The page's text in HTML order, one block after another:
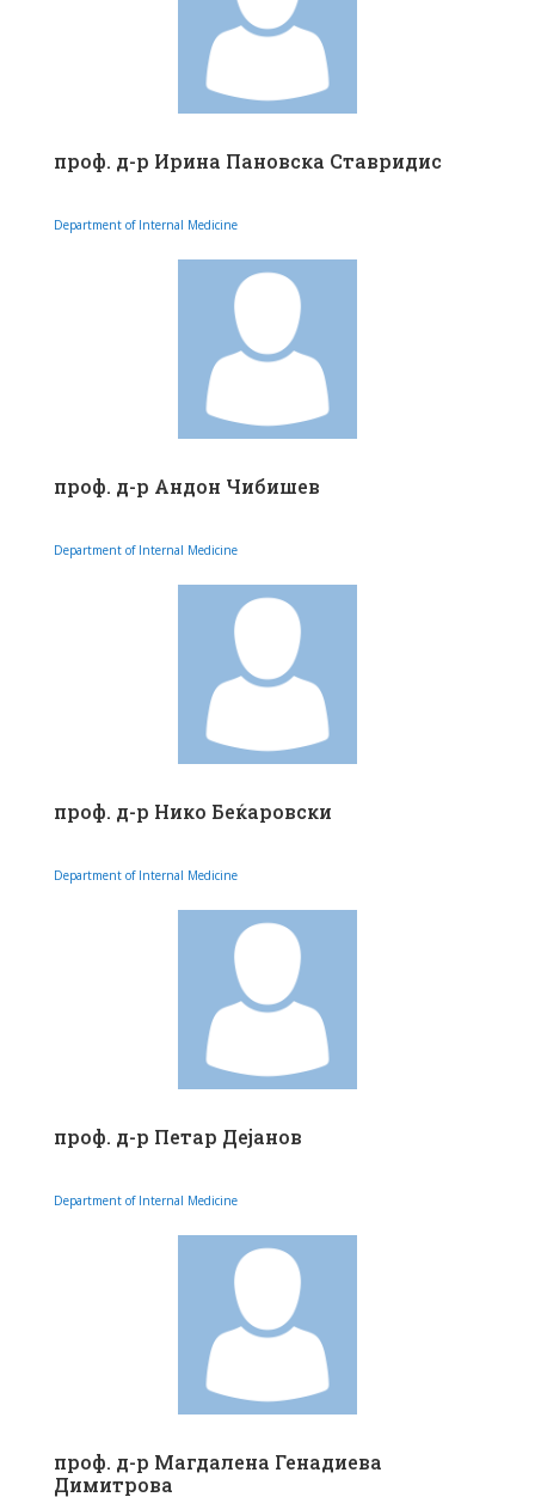
проф. д-р Ирина Пановска Ставридис
Department of Internal Medicine
проф. д-р Андон Чибишев
Department of Internal Medicine
проф. д-р Нико Беќаровски
Department of Internal Medicine
проф. д-р Петар Дејанов
Department of Internal Medicine
проф. д-р Магдалена Генадиева
Димитрова